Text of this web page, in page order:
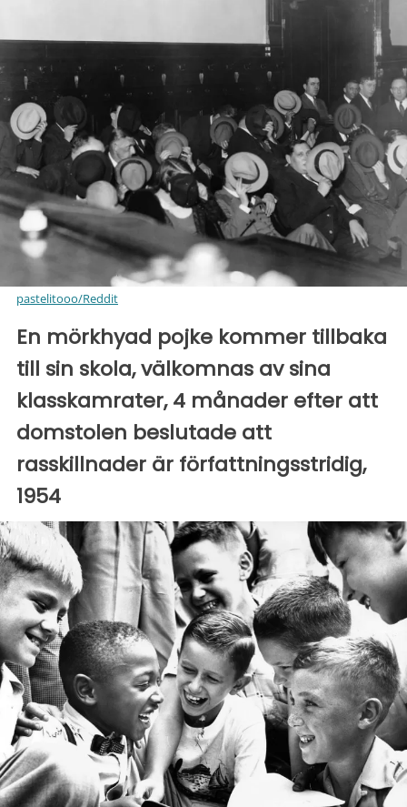
pastelitooo/Reddit
En mörkhyad pojke kommer tillbaka
till sin skola, välkomnas av sina
klasskamrater, 4 månader efter att
domstolen beslutade att
rasskillnader är författningsstridig,
1954